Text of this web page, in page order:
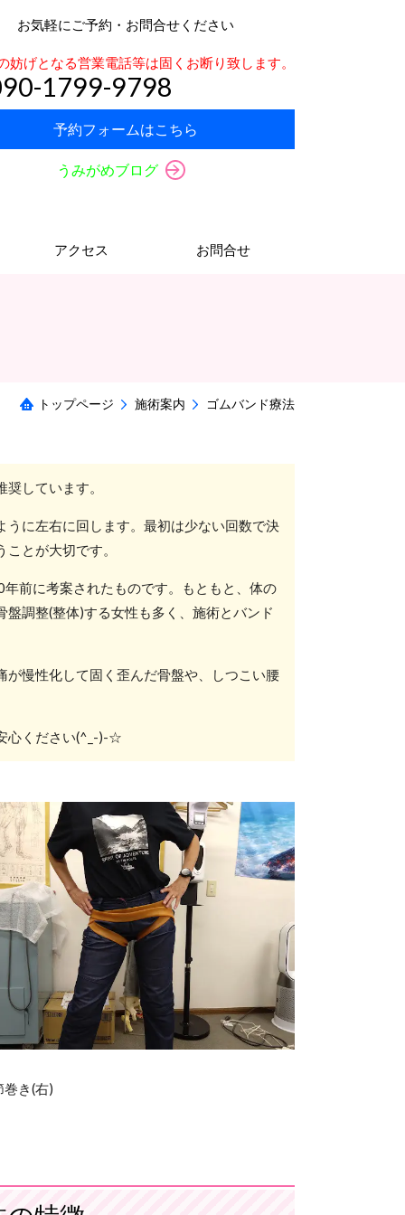
お気軽にご予約・お問合せください
妨げとなる営業電話等は固くお断り致します。
1799-9798
予約フォームはこちら
うみがめブログ
アクセス お問合せ
トップページ 施術案内 ゴムバンド療法
しています。
に左右に回します。最初は少ない回数で決
とが大切です。
前に考案されたものです。もともと、体の
調整(整体)する女性も多く、施術とバンド
慢性化して固く歪んだ骨盤や、しつこい腰
心ください(^_-)-☆
右)